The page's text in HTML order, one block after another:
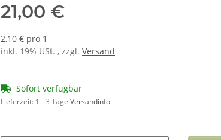
21,00 €
2,10 € pro 1
inkl. 19% USt. , zzgl. Versand
Sofort verfügbar
Lieferzeit: 1 - 3 Tage Versandinfo